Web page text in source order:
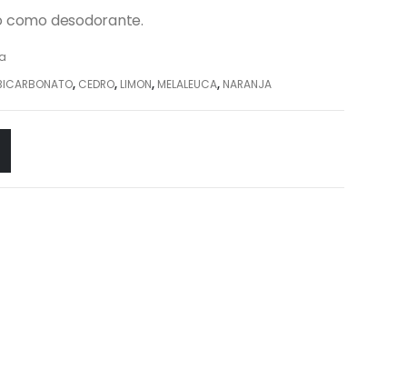
desodorante.
, CEDRO, LIMON, MELALEUCA, NARANJA